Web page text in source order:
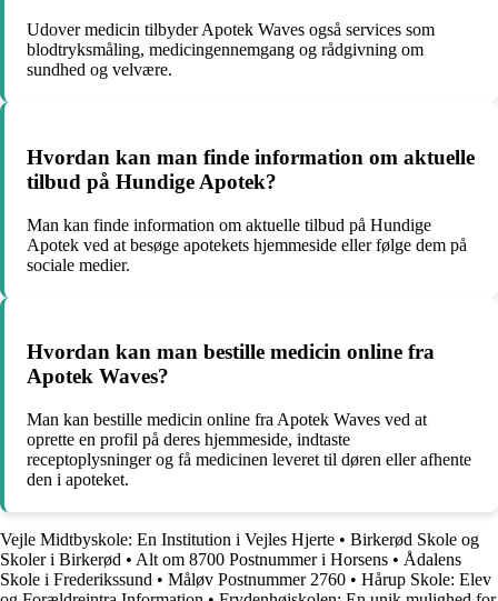
Udover medicin tilbyder Apotek Waves også services som
blodtryksmåling, medicingennemgang og rådgivning om
sundhed og velvære.
Hvordan kan man finde information om aktuelle
tilbud på Hundige Apotek?
Man kan finde information om aktuelle tilbud på Hundige
Apotek ved at besøge apotekets hjemmeside eller følge dem på
sociale medier.
Hvordan kan man bestille medicin online fra
Apotek Waves?
Man kan bestille medicin online fra Apotek Waves ved at
oprette en profil på deres hjemmeside, indtaste
receptoplysninger og få medicinen leveret til døren eller afhente
den i apoteket.
Vejle Midtbyskole: En Institution i Vejles Hjerte • Birkerød Skole og
Skoler i Birkerød • Alt om 8700 Postnummer i Horsens • Ådalens
Skole i Frederikssund • Måløv Postnummer 2760 • Hårup Skole: Elev